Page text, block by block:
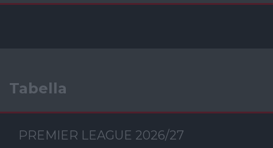
Tabella
PREMIER LEAGUE 2026/27